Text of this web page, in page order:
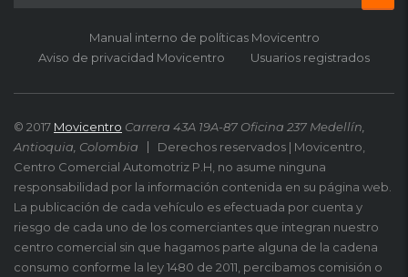
Manual interno de políticas Movicentro
Aviso de privacidad Movicentro
Usuarios registrados
© 2017 Movicentro Carrera 43A 19A-87 Oficina 237 Medellín,
Antioquia, Colombia
Derechos reservados | Movicentro,
Centro Comercial Automotriz P.H, no asume ninguna
responsabilidad por la información contenida en su página web.
La publicación de cada vehículo es efectuada por cuenta y
riesgo de cada uno de los comerciantes que integran nuestro
centro comercial sin que hagamos parte alguna de la cadena
consumo conforme la ley 1480 de 2011, percibamos comisión o